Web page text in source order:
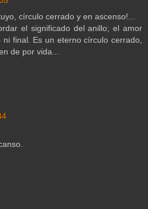
círculo cerrado y en ascenso!...
el significado del anillo; el amor
final. Es un eterno círculo cerrado,
de por vida...